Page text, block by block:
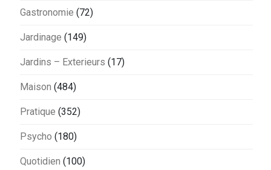
Gastronomie (72)
Jardinage (149)
Jardins – Exterieurs (17)
Maison (484)
Pratique (352)
Psycho (180)
Quotidien (100)